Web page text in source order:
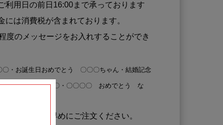
用日の前日16:00まで承っております
は消費税が含まれております。
度のメッセージをお入れすることができ
・お誕生日おめでとう 〇〇〇ちゃん・結婚記念
〇〇〇〇・〇〇〇〇 おめでとう な
ケーキはお早めにご注文ください。